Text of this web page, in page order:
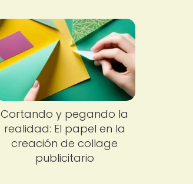
Cortando y pegando la
realidad: El papel en la
creación de collage
publicitario